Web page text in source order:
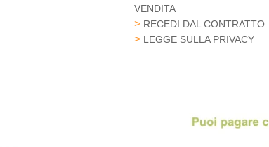
VENDITA
RECEDI DAL CONTRATTO
LEGGE SULLA PRIVACY